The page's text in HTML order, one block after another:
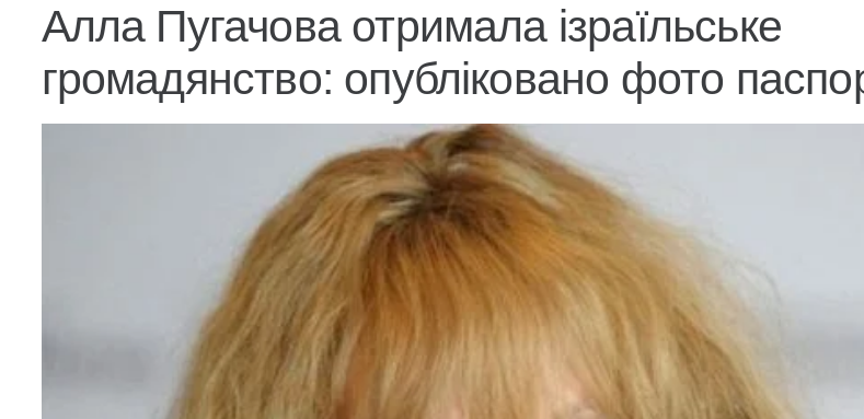
Алла Пугачова отримала ізраїльське
громадянство: опубліковано фото